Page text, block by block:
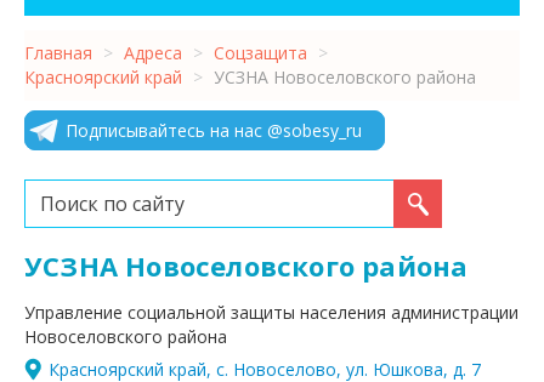
Главная > Адреса > Соцзащита >
Красноярский край > УСЗНА Новоселовского района
Подписывайтесь на нас @sobesy_ru
Искать...
УСЗНА Новоселовского района
Управление социальной защиты населения администрации
Новоселовского района
Красноярский край, с. Новоселово, ул. Юшкова, д. 7